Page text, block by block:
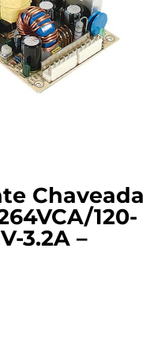
Chaveada
120-
3.2A –